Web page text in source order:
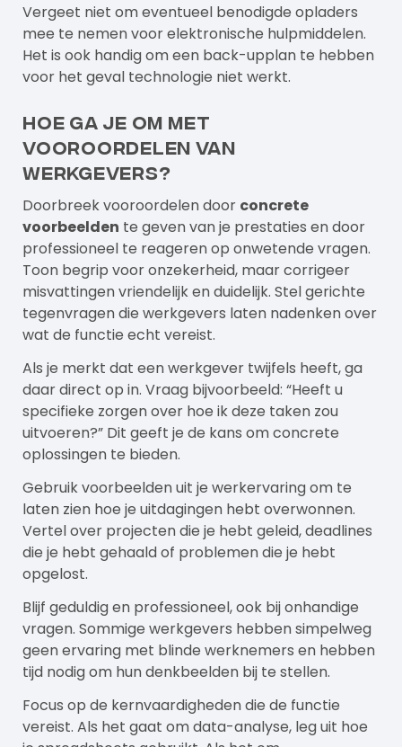
Vergeet niet om eventueel benodigde opladers
mee te nemen voor elektronische hulpmiddelen.
Het is ook handig om een back-upplan te hebben
voor het geval technologie niet werkt.
Hoe ga je om met
vooroordelen van
werkgevers?
Doorbreek vooroordelen door concrete
voorbeelden te geven van je prestaties en door
professioneel te reageren op onwetende vragen.
Toon begrip voor onzekerheid, maar corrigeer
misvattingen vriendelijk en duidelijk. Stel gerichte
tegenvragen die werkgevers laten nadenken over
wat de functie echt vereist.
Als je merkt dat een werkgever twijfels heeft, ga
daar direct op in. Vraag bijvoorbeeld: “Heeft u
specifieke zorgen over hoe ik deze taken zou
uitvoeren?” Dit geeft je de kans om concrete
oplossingen te bieden.
Gebruik voorbeelden uit je werkervaring om te
laten zien hoe je uitdagingen hebt overwonnen.
Vertel over projecten die je hebt geleid, deadlines
die je hebt gehaald of problemen die je hebt
opgelost.
Blijf geduldig en professioneel, ook bij onhandige
vragen. Sommige werkgevers hebben simpelweg
geen ervaring met blinde werknemers en hebben
tijd nodig om hun denkbeelden bij te stellen.
Focus op de kernvaardigheden die de functie
vereist. Als het gaat om data-analyse, leg uit hoe